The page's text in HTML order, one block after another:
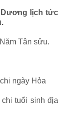
Dương lịch tức
Tân sửu.
ngày Hỏa
tuổi sinh địa